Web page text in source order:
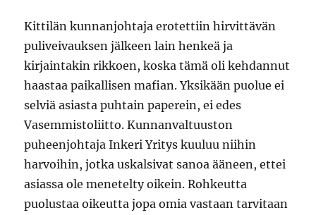
Kittilän kunnanjohtaja erotettiin hirvittävän
puliveivauksen jälkeen lain henkeä ja
kirjaintakin rikkoen, koska tämä oli kehdannut
haastaa paikallisen mafian. Yksikään puolue ei
selviä asiasta puhtain paperein, ei edes
Vasemmistoliitto. Kunnanvaltuuston
puheenjohtaja Inkeri Yritys kuuluu niihin
harvoihin, jotka uskalsivat sanoa ääneen, ettei
asiassa ole menetelty oikein. Rohkeutta
puolustaa oikeutta jopa omia vastaan tarvitaan